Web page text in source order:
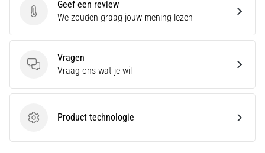
artikelen
Geef een review
Geef een review
We zouden graag jouw mening lezen
Vragen
Vragen
Vraag ons wat je wil
Product technologie
Product technologie